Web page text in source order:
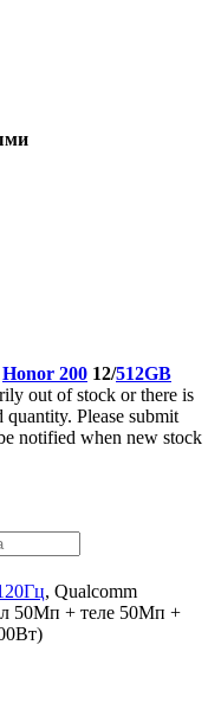
Honor 200 12/512GB
out of stock or there is
quantity. Please submit
notified when new stock
, Qualcomm
50Мп + теле 50Мп +